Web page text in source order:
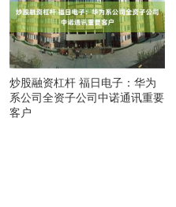
炒股融资杠杆 福日电子：华为
系公司全资子公司中诺通讯重要
客户